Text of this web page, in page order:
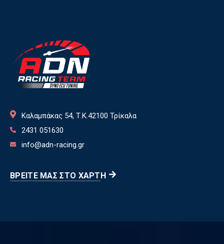
Καλαμπάκας 54, Τ.Κ.42100 Τρίκαλα
2431 051630
info@adn-racing.gr
ΒΡΕΊΤΕ ΜΑΣ ΣΤΟ ΧΆΡΤΗ